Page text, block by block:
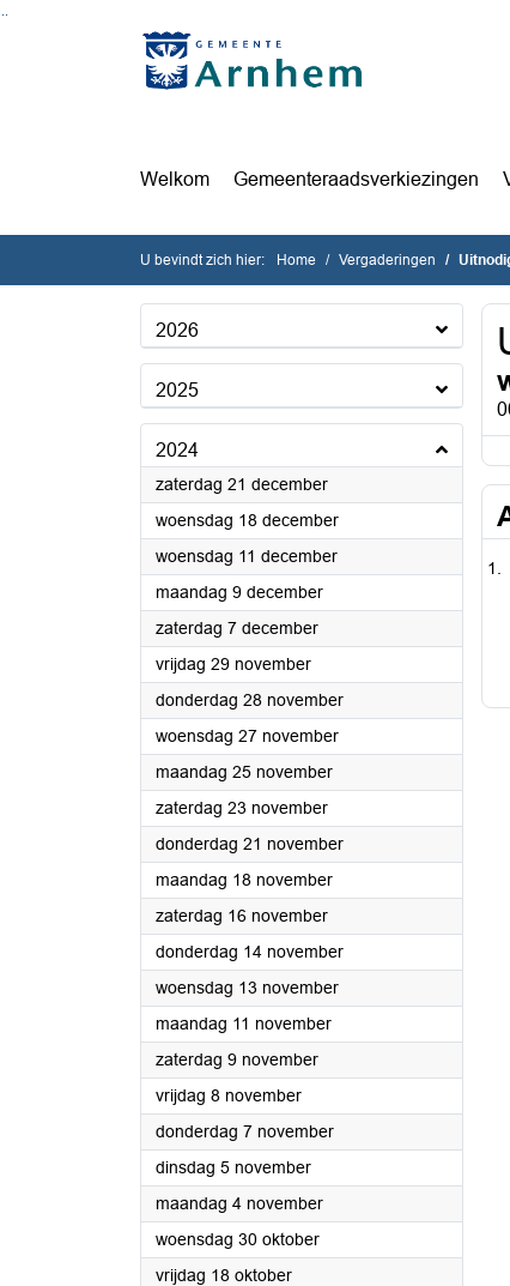
Ga naar de inhoud van deze pagina
Ga naar het zoeken
Ga naar het menu
Welkom Gemeenteraadsverkiezingen
U bevindt zich hier: Home Vergaderingen
2026
2025
2024
zaterdag 21 december2024
woensdag 18 december2024
woensdag 11 december2024
maandag 9 december2024
zaterdag 7 december2024
vrijdag 29 november2024
donderdag 28 november2024
woensdag 27 november2024
maandag 25 november2024
zaterdag 23 november2024
donderdag 21 november2024
maandag 18 november2024
zaterdag 16 november2024
donderdag 14 november2024
woensdag 13 november2024
maandag 11 november2024
zaterdag 9 november2024
vrijdag 8 november2024
donderdag 7 november2024
dinsdag 5 november2024
maandag 4 november2024
woensdag 30 oktober2024
vrijdag 18 oktober2024